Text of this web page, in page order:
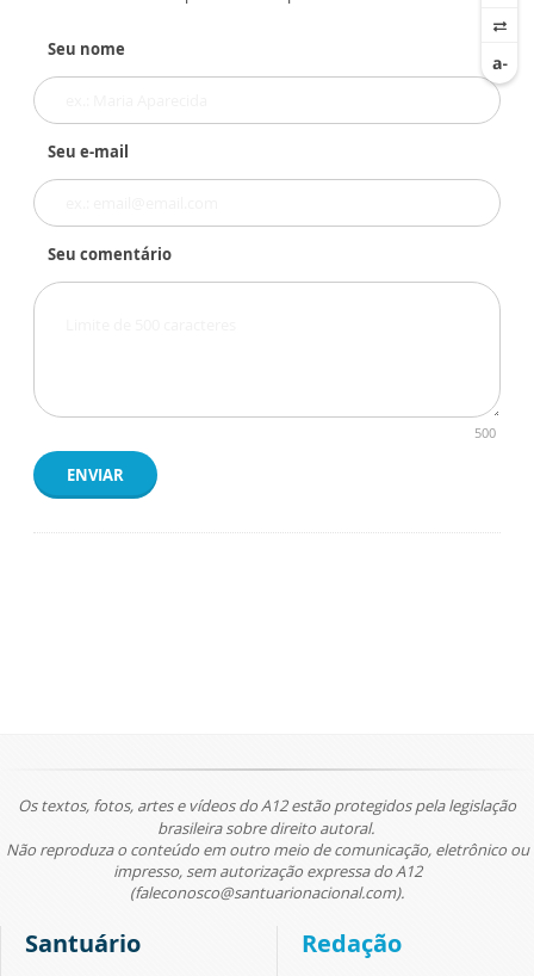
Seu nome
Seu e-mail
Seu comentário
500
ENVIAR
Os textos, fotos, artes e vídeos do A12 estão protegidos pela legislação
brasileira sobre direito autoral.
Não reproduza o conteúdo em outro meio de comunicação, eletrônico ou
impresso, sem autorização expressa do A12
(faleconosco@santuarionacional.com).
Santuário Redação